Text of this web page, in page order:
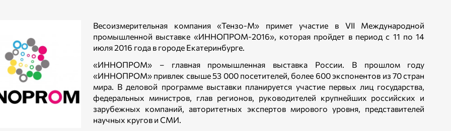
Весоизмерительная компания «Тензо-М» примет участие в VII Международной
промышленной выставке «ИННОПРОМ-2016», которая пройдет в период с 11 по 14
июля 2016 года в городе Екатеринбурге.
«ИННОПРОМ» – главная промышленная выставка России. В прошлом году
«ИННОПРОМ» привлек свыше 53 000 посетителей, более 600 экспонентов из 70 стран
мира. В деловой программе выставки планируется участие первых лиц государства,
федеральных министров, глав регионов, руководителей крупнейших российских и
зарубежных компаний, авторитетных экспертов мирового уровня, представителей
научных кругов и СМИ.